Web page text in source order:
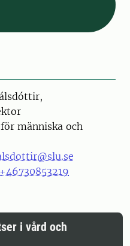
människa och
+46730853219
i vård och